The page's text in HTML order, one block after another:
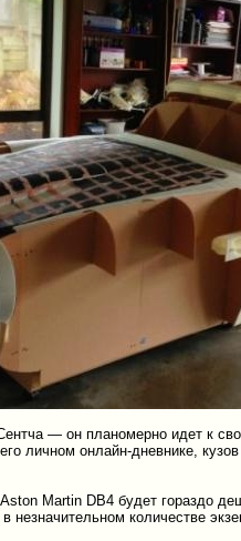
— он планомерно идет к
личном онлайн-дневнике,
Martin DB4 будет гораздо
количестве